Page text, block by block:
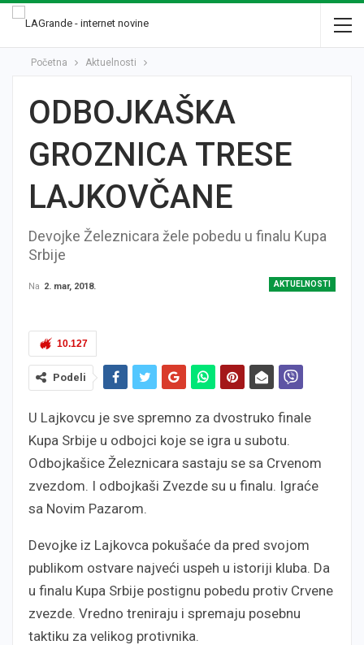
Početna Aktuelnosti
ODBOJKAŠKA
GROZNICA TRESE
LAJKOVČANE
Devojke Železnicara žele pobedu u finalu Kupa
Srbije
AKTUELNOSTI
Na 2. mar, 2018.
10.127
Podeli
U Lajkovcu je sve spremno za dvostruko finale
Kupa Srbije u odbojci koje se igra u subotu.
Odbojkašice Železnicara sastaju se sa Crvenom
zvezdom. I odbojkaši Zvezde su u finalu. Igraće
sa Novim Pazarom.
Devojke iz Lajkovca pokušaće da pred svojom
publikom ostvare najveći uspeh u istoriji kluba. Da
u finalu Kupa Srbije postignu pobedu protiv Crvene
zvezde. Vredno treniraju i spremaju posebnu
taktiku za velikog protivnika.